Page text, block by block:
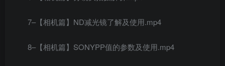
7–【相机篇】ND减光镜了解及使用.mp4
8–【相机篇】SONYPP值的参数及使用.mp4